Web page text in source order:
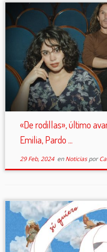
«De rodillas», último
Emilia, Pardo ...
29 Feb, 2024enNoticiaspor